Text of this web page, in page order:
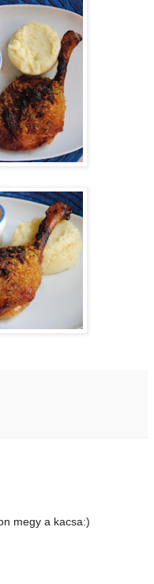
megy a kacsa:)